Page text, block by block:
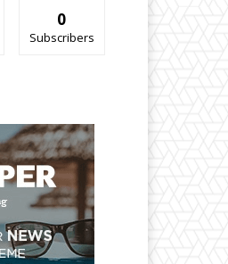
0
Subscribers